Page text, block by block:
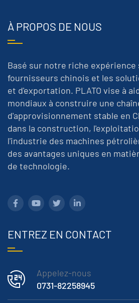
À PROPOS DE NOUS
Basé sur notre riche expérience
fournisseurs chinois et les
et d'exportation. PLATO vise à
mondiaux à construire une
d'approvisionnement stable en
dans la construction,
l'industrie des machines
des avantages uniques en
de technologie.
ENTREZ EN CONTACT
Appelez-nous
0731-82258945